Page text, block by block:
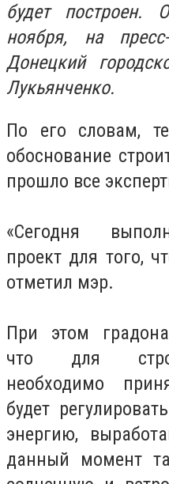
будет построен.
ноября, на
Донецкий
Лукьянченко.
По его словам,
обоснование
прошло все
«Сегодня
проект для того,
отметил мэр.
При этом
что для
необходимо
будет
энергию,
данный момент